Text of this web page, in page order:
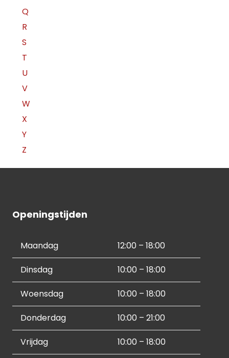
Q
R
S
T
U
V
W
X
Y
Z
Openingstijden
Maandag 12:00 – 18:00
Dinsdag 10:00 – 18:00
Woensdag 10:00 – 18:00
Donderdag 10:00 – 21:00
Vrijdag 10:00 – 18:00